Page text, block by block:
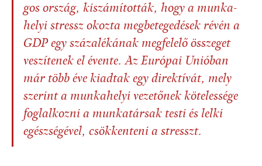
gos ország, kiszámították, hogy a munka­
helyi stressz okozta megbetegedések révén a
GDP egy százalékának megfelelő összeget
veszítenek el évente. Az Európai Uni­óban
már több éve kiadtak egy direktívát, mely
szerint a munkahelyi vezetőnek köte­lessége
foglalkozni a munkatársak testi és lelki
egészségével, csökkenteni a stresszt.